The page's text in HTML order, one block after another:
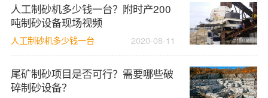
人工制砂机多少钱一台？附时产200
吨制砂设备现场视频
人工制砂机多少钱一台 2020-08-11
尾矿制砂项目是否可行？需要哪些破
碎制砂设备？